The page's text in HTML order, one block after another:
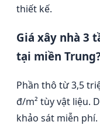
thiết kế.
Giá xây nhà 3
tại miền
Phần thô từ 3,5
đ/m² tùy vật liệu.
khảo sát miễn phí.